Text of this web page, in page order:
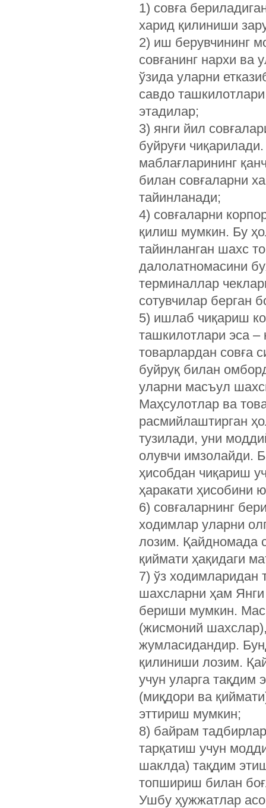
1) совға
харид қилиниши
2) иш берувчининг
совғанинг нархи ва
ўзида уларни
савдо
этадилар;
3) янги йил
буйруғи
маблағларининг
билан совғаларни
тайинланади;
4) совғаларни
қилиш мумкин. Бу
тайинланган шахс
далолатномасини
терминаллар
сотувчилар берган
5) ишлаб чиқариш
ташкилотлари эса –
товарлардан совға
буйруқ билан
уларни масъул
Маҳсулотлар ва
расмийлаштирган
тузилади, уни
олувчи имзолайди.
ҳисобдан чиқариш
ҳаракати ҳисобини
6) совғаларнинг
ходимлар уларни
лозим. Қайдномада
қиймати ҳақидаги
7) ўз ходимларидан
шахсларни ҳам
бериши мумкин.
(жисмоний
жумласидандир.
қилиниши лозим.
учун уларга тақдим
(миқдори ва
эттириш мумкин;
8) байрам
тарқатиш учун
шаклда) тақдим
топшириш билан
Ушбу ҳужжатлар